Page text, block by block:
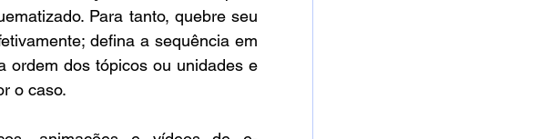
Para tanto, quebre seu
defina a sequência em
ordem dos tópicos ou unidades e
o caso.